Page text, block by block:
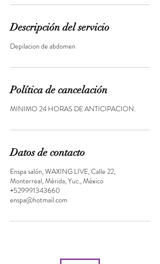
Descripción del servicio
Depilacion de abdomen
Política de cancelación
MINIMO 24 HORAS DE ANTICIPACION.
Datos de contacto
Enspa salón, WAXING LIVE, Calle 22,
Monterreal, Mérida, Yuc., México
+529991343660
enspa@hotmail.com